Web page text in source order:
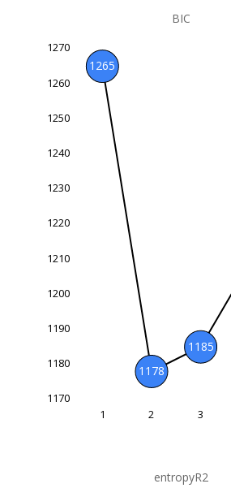
BIC
1265
1178
1185
1170
1170
1180
1190
1200
1210
1220
1230
1240
1250
1260
1270
5
1 2 3
entropyR2